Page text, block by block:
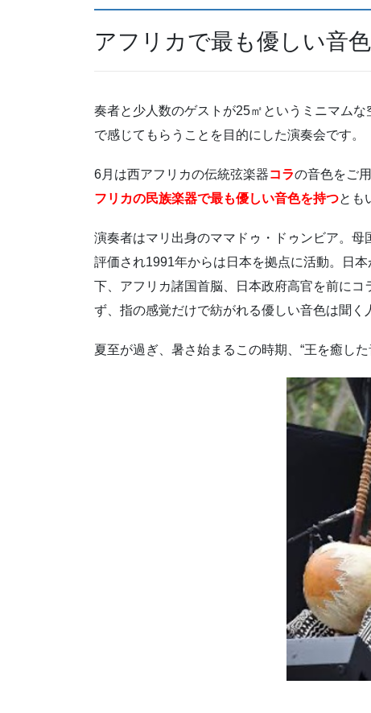
アフリカで最も優しい音
奏者と少人数のゲストが25㎡というミニマム
で感じてもらうことを目的にした演奏会です。
6月は西アフリカの伝統弦楽器コラの音色をご
フリカの民族楽器で最も優しい音色を持つとも
演奏者はマリ出身のママドゥ・ドゥンビア。
評価され1991年からは日本を拠点に活動。日
下、アフリカ諸国首脳、日本政府高官を前に
ず、指の感覚だけで紡がれる優しい音色は聞く
夏至が過ぎ、暑さ始まるこの時期、“王を癒し